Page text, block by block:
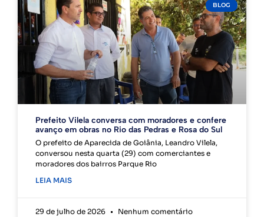
BLOG
Prefeito Vilela conversa com moradores e confere
avanço em obras no Rio das Pedras e Rosa do Sul
O prefeito de Aparecida de Goiânia, Leandro Vilela,
conversou nesta quarta (29) com comerciantes e
moradores dos bairros Parque Rio
LEIA MAIS
29 de julho de 2026 Nenhum comentário